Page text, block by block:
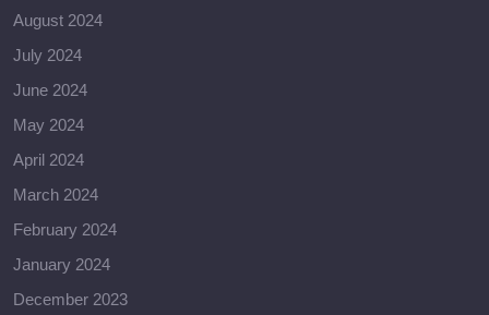
August 2024
July 2024
June 2024
May 2024
April 2024
March 2024
February 2024
January 2024
December 2023